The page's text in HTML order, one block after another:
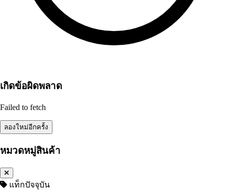
เกิดข้อผิดพลาด
Failed to fetch
ลองใหม่อีกครั้ง
หมวดหมู่สินค้า
แท็กปัจจุบัน